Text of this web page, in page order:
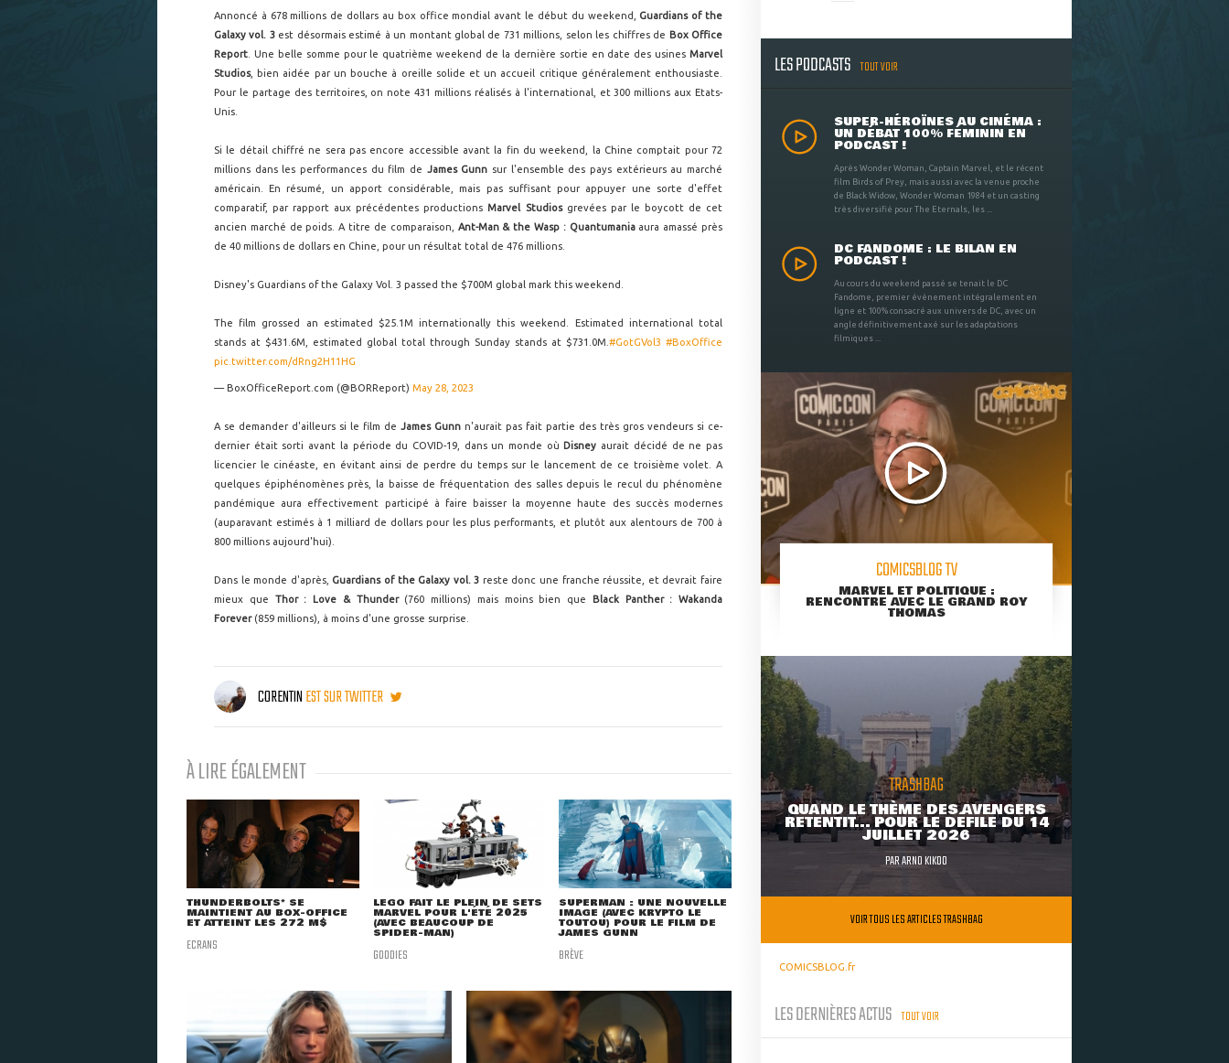
Annoncé à 678 millions de dollars au box office mondial avant le début du weekend, Guardians of the
Galaxy vol. 3est désormais estimé à un montant global de 731 millions, selon les chiffres de Box Office
Report . Une belle somme pour le quatrième weekend de la dernière sortie en date des usines Marvel
Studios, bien aidée par un bouche à oreille solide et un accueil critique généralement enthousiaste.
Pour le partage des territoires, on note 431 millions réalisés à l'international, et 300 millions aux Etats-
Unis.
Si le détail chiffré ne sera pas encore accessible avant la fin du weekend, la Chine comptait pour 72
millions dans les performances du film de James Gunn sur l'ensemble des pays extérieurs au marché
américain. En résumé, un apport considérable, mais pas suffisant pour appuyer une sorte d'effet
comparatif, par rapport aux précédentes productionsMarvel Studiosgrevées par le boycott de cet
ancien marché de poids. A titre de comparaison, Ant-Man & the Wasp : Quantumaniaaura amassé près
de 40 millions de dollars en Chine, pour un résultat total de 476 millions.
Disney's Guardians of the Galaxy Vol. 3 passed the $700M global mark this weekend.
The film grossed an estimated $25.1M internationally this weekend. Estimated international total
stands at $431.6M, estimated global total through Sunday stands at $731.0M. #GotGVol3 #BoxOffice
pic.twitter.com/dRng2H11HG
— BoxOfficeReport.com (@BORReport) May 28, 2023
A se demander d'ailleurs si le film de James Gunn n'aurait pas fait partie des très gros vendeurs si ce-
dernier était sorti avant la période du COVID-19, dans un monde où Disney aurait décidé de ne pas
licencier le cinéaste, en évitant ainsi de perdre du temps sur le lancement de ce troisième volet. A
quelques épiphénomènes près, la baisse de fréquentation des salles depuis le recul du phénomène
pandémique aura effectivement participé à faire baisser la moyenne haute des succès modernes
(auparavant estimés à 1 milliard de dollars pour les plus performants, et plutôt aux alentours de 700 à
800 millions aujourd'hui).
Dans le monde d'après, Guardians of the Galaxy vol. 3 reste donc une franche réussite, et devrait faire
mieux que Thor : Love & Thunder(760 millions) mais moins bien que
Black Panther : Wakanda
Forever(859 millions), à moins d'une grosse surprise.
CORENTINEST SUR TWITTER
À LIRE ÉGALEMENT
THUNDERBOLTS* SE
MAINTIENT AU BOX-OFFICE
ET ATTEINT LES 272 M$
ECRANS
LEGO FAIT LE PLEIN DE SETS
MARVEL POUR L'ÉTÉ 2025
(AVEC BEAUCOUP DE
SPIDER-MAN)
GOODIES
SUPERMAN : UNE NOUVELLE
IMAGE (AVEC KRYPTO LE
TOUTOU) POUR LE FILM DE
JAMES GUNN
BRÈVE
LES PODCASTS TOUT VOIR
SUPER-HÉROÏNES AU CINÉMA :
UN DÉBAT 100% FÉMININ EN
PODCAST !
Après Wonder Woman, Captain Marvel, et le récent
film Birds of Prey, mais aussi avec la venue proche
de Black Widow, Wonder Woman 1984 et un casting
très diversifié pour The Eternals, les ...
DC FANDOME : LE BILAN EN
PODCAST !
Au cours du weekend passé se tenait le DC
Fandome, premier évènement intégralement en
ligne et 100% consacré aux univers de DC, avec un
angle définitivement axé sur les adaptations
filmiques ...
COMICSBLOG TV
MARVEL ET POLITIQUE :
RENCONTRE AVEC LE GRAND ROY
THOMAS
TRASHBAG
QUAND LE THÈME DES AVENGERS
RETENTIT... POUR LE DÉFILÉ DU 14
JUILLET 2026
PARARNO KIKOO
VOIR TOUS LES ARTICLES TRASHBAG
COMICSBLOG.fr
LES DERNIÈRES ACTUS TOUT VOIR